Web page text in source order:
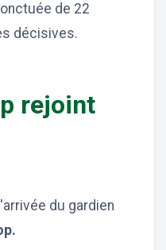
de 22
décisives.
rejoint
du gardien